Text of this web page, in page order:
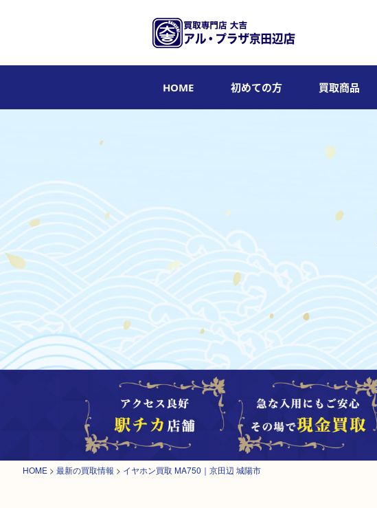
HOME 初めての方 買取商品
HOME > 最新の買取情報 > イヤホン買取 MA750｜京田辺 城陽市